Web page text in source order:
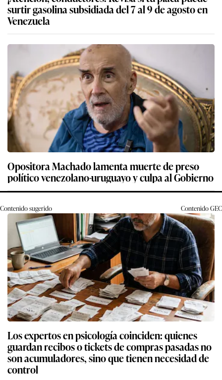
surtir gasolina subsidiada del 7 al 9 de agosto en
Venezuela
Opositora Machado lamenta muerte de preso
político venezolano-uruguayo y culpa al Gobierno
Contenido sugerido ContenidoGEC
Los expertos en psicología coinciden: quienes
guardan recibos o tickets de compras pasadas no
son acumuladores, sino que tienen necesidad de
control